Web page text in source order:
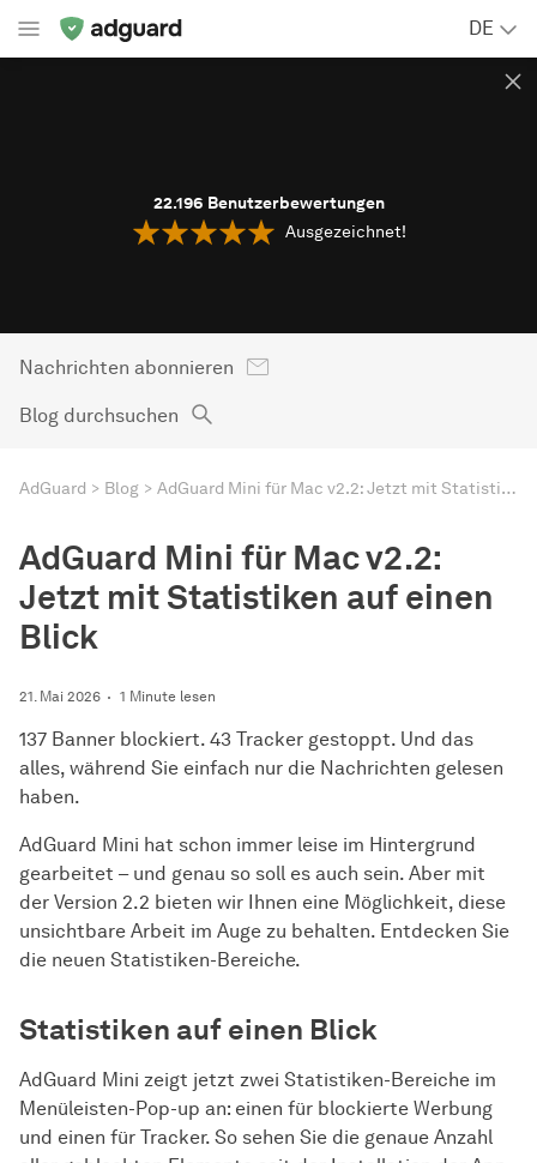
DE
22.196 Benutzerbewertungen
Ausgezeichnet!
Nachrichten abonnieren
Blog durchsuchen
AdGuard Blog AdGuard Mini für Mac v2.2: Jetzt mit Statistiken auf einen Blick
AdGuard Mini für Mac v2.2:
Jetzt mit Statistiken auf einen
Blick
21. Mai 2026 1 Minute lesen
137 Banner blockiert. 43 Tracker gestoppt. Und das
alles, während Sie einfach nur die Nachrichten gelesen
haben.
AdGuard Mini hat schon immer leise im Hintergrund
gearbeitet – und genau so soll es auch sein. Aber mit
der Version 2.2 bieten wir Ihnen eine Möglichkeit, diese
unsichtbare Arbeit im Auge zu behalten. Entdecken Sie
die neuen Statistiken-Bereiche.
Statistiken auf einen Blick
AdGuard Mini zeigt jetzt zwei Statistiken-Bereiche im
Menüleisten-Pop-up an: einen für blockierte Werbung
und einen für Tracker. So sehen Sie die genaue Anzahl